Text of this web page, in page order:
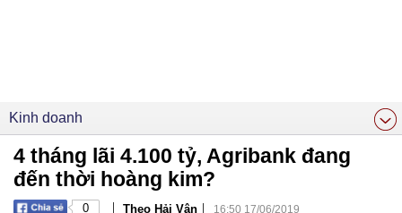
Kinh doanh
4 tháng lãi 4.100 tỷ, Agribank đang
đến thời hoàng kim?
0 | Theo Hải Vân | 16:50 17/06/2019